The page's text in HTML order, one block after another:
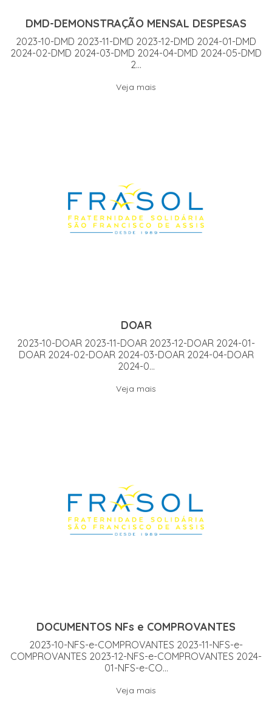
DMD-DEMONSTRAÇÃO MENSAL DESPESAS
2023-10-DMD 2023-11-DMD 2023-12-DMD 2024-01-DMD
2024-02-DMD 2024-03-DMD 2024-04-DMD 2024-05-DMD
2...
Veja mais
DOAR
2023-10-DOAR 2023-11-DOAR 2023-12-DOAR 2024-01-
DOAR 2024-02-DOAR 2024-03-DOAR 2024-04-DOAR
2024-0...
Veja mais
DOCUMENTOS NFs e COMPROVANTES
2023-10-NFS-e-COMPROVANTES 2023-11-NFS-e-
COMPROVANTES 2023-12-NFS-e-COMPROVANTES 2024-
01-NFS-e-CO...
Veja mais